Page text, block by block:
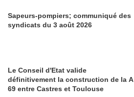
Sapeurs-pompiers; communiqué des
syndicats du 3 août 2026
Le Conseil d'Etat valide
définitivement la construction de la A
69 entre Castres et Toulouse